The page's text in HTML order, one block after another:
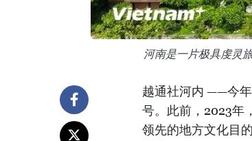
河南是一片极具虔灵
越通社河内 ——今年
号。此前，2023年
领先的地方文化目